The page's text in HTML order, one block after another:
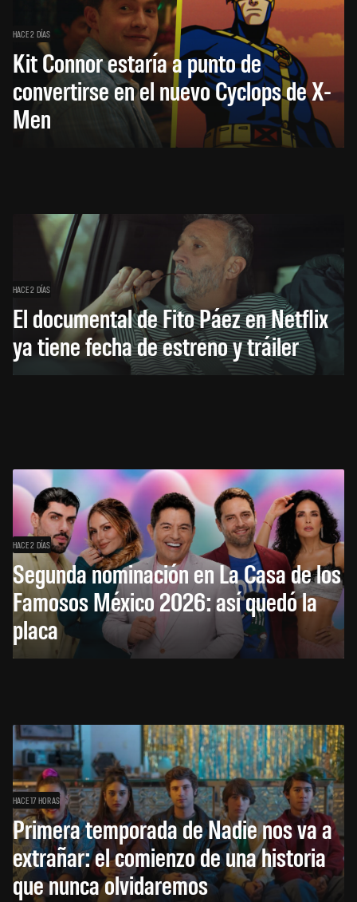
HACE 2 DÍAS
Kit Connor estaría a punto de
convertirse en el nuevo Cyclops de X-
Men
HACE 2 DÍAS
El documental de Fito Páez en Netflix
ya tiene fecha de estreno y tráiler
HACE 2 DÍAS
Segunda nominación en La Casa de los
Famosos México 2026: así quedó la
placa
HACE 17 HORAS
Primera temporada de Nadie nos va a
extrañar: el comienzo de una historia
que nunca olvidaremos